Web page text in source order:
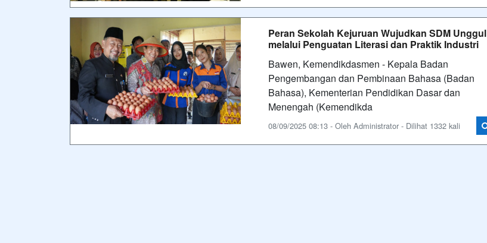
Peran Sekolah Kejuruan Wujudkan SDM Unggul
melalui Penguatan Literasi dan Praktik Industri
Bawen, Kemendikdasmen - Kepala Badan
Pengembangan dan Pembinaan Bahasa (Badan
Bahasa), Kementerian Pendidikan Dasar dan
Menengah (Kemendikda
08/09/2025 08:13 - Oleh Administrator - Dilihat 1332 kali